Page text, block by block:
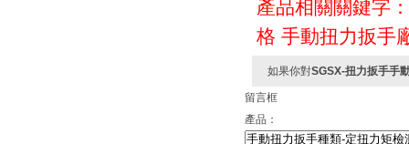
產品相關關鍵字
格 手動扭力扳手
如果你對SGSX-扭力扳手手
留言框
產品：